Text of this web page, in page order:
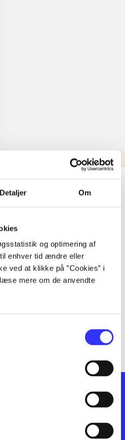
Detaljer Om
og optimering af
enhver tid ændre eller
ved at klikke på ”Cookies” i
mere om de anvendte
...
...
...
...
...
...
...